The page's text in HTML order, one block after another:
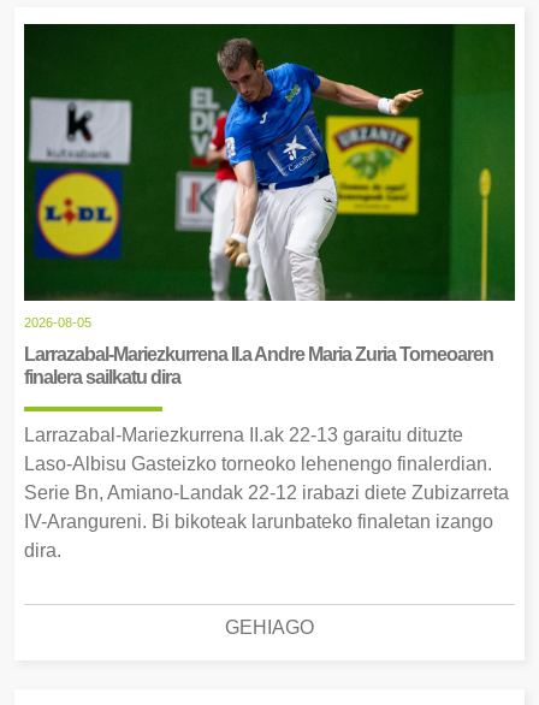
2026-08-05
Larrazabal-Mariezkurrena II.a Andre Maria Zuria Torneoaren
finalera sailkatu dira
Larrazabal-Mariezkurrena II.ak 22-13 garaitu dituzte
Laso-Albisu Gasteizko torneoko lehenengo finalerdian.
Serie Bn, Amiano-Landak 22-12 irabazi diete Zubizarreta
IV-Arangureni. Bi bikoteak larunbateko finaletan izango
dira.
GEHIAGO